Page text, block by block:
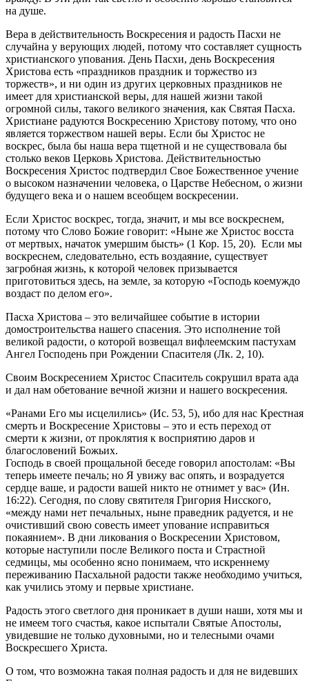
на душе.
Вера в действительность Воскресения и радость Пасхи не
случайна у верующих людей, потому что составляет сущность
христианского упования. День Пасхи, день Воскресения
Христова есть «праздников праздник и торжество из
торжеств», и ни один из других церковных праздников не
имеет для христианской веры, для нашей жизни такой
огромной силы, такого великого значения, как Святая Пасха.
Христиане радуются Воскресению Христову потому, что оно
является торжеством нашей веры. Если бы Христос не
воскрес, была бы наша вера тщетной и не существовала бы
столько веков Церковь Христова. Действительностью
Воскресения Христос подтвердил Свое Божественное учение
о высоком назначении человека, о Царстве Небесном, о жизни
будущего века и о нашем всеобщем воскресении.
Если Христос воскрес, тогда, значит, и мы все воскреснем,
потому что Слово Божие говорит: «Ныне же Христос восста
от мертвых, начаток умершим бысть» (1 Кор. 15, 20). Если мы
воскреснем, следовательно, есть воздаяние, существует
загробная жизнь, к которой человек призывается
приготовиться здесь, на земле, за которую «Господь коемуждо
воздаст по делом его».
Пасха Христова – это величайшее событие в истории
домостроительства нашего спасения. Это исполнение той
великой радости, о которой возвещал вифлеемским пастухам
Ангел Господень при Рождении Спасителя (Лк. 2, 10).
Своим Воскресением Христос Спаситель сокрушил врата ада
и дал нам обетование вечной жизни и нашего воскресения.
«Ранами Его мы исцелились» (Ис. 53, 5), ибо для нас Крестная
смерть и Воскресение Христовы – это и есть переход от
смерти к жизни, от проклятия к восприятию даров и
благословений Божьих.
Господь в своей прощальной беседе говорил апостолам: «Вы
теперь имеете печаль; но Я увижу вас опять, и возрадуется
сердце ваше, и радости вашей никто не отнимет у вас» (Ин.
16:22). Сегодня, по слову святителя Григория Нисского,
«между нами нет печальных, ныне праведник радуется, и не
очистивший свою совесть имеет упование исправиться
покаянием». В дни ликования о Воскресении Христовом,
которые наступили после Великого поста и Страстной
седмицы, мы особенно ясно понимаем, что искреннему
переживанию Пасхальной радости также необходимо учиться,
как учились этому и первые христиане.
Радость этого светлого дня проникает в души наши, хотя мы и
не имеем того счастья, какое испытали Святые Апостолы,
увидевшие не только духовными, но и телесными очами
Воскресшего Христа.
О том, что возможна такая полная радость и для не видевших